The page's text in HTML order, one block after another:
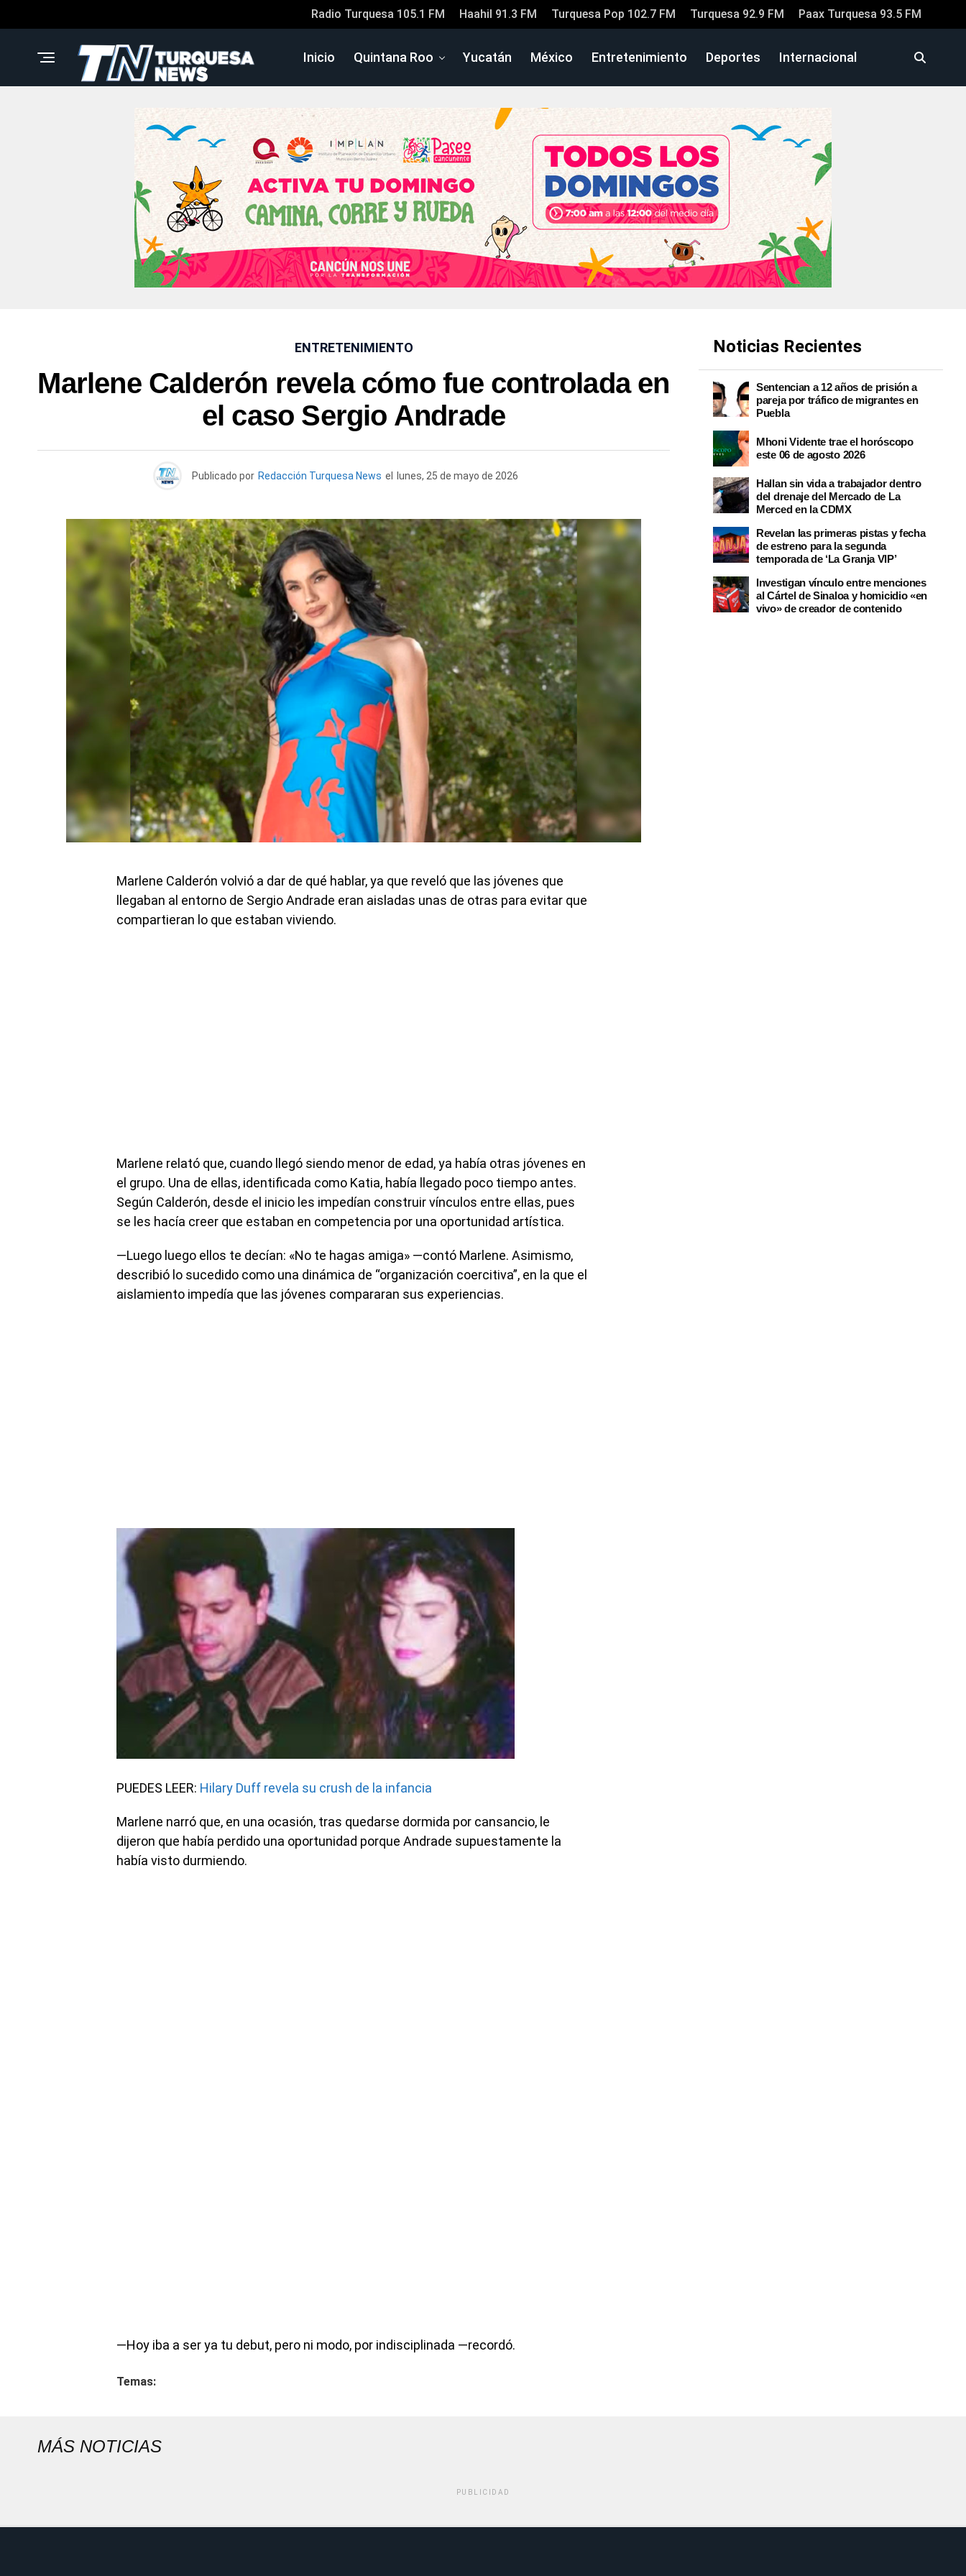
Radio Turquesa 105.1 FM Haahil 91.3 FM Turquesa Pop 102.7 FM Turquesa 92.9 FM Paax Turquesa 93.5 FM
Inicio Quintana Roo Yucatán México Entretenimiento Deportes Internacional
ENTRETENIMIENTO
Marlene Calderón revela cómo fue controlada en
el caso Sergio Andrade
Publicado por Redacción Turquesa News el lunes, 25 de mayo de 2026
Marlene Calderón volvió a dar de qué hablar, ya que reveló que las jóvenes que
llegaban al entorno de Sergio Andrade eran aisladas unas de otras para evitar que
compartieran lo que estaban viviendo.
Marlene relató que, cuando llegó siendo menor de edad, ya había otras jóvenes en
el grupo. Una de ellas, identificada como Katia, había llegado poco tiempo antes.
Según Calderón, desde el inicio les impedían construir vínculos entre ellas, pues
se les hacía creer que estaban en competencia por una oportunidad artística.
—Luego luego ellos te decían: «No te hagas amiga» —contó Marlene. Asimismo,
describió lo sucedido como una dinámica de “organización coercitiva”, en la que el
aislamiento impedía que las jóvenes compararan sus experiencias.
PUEDES LEER: Hilary Duff revela su crush de la infancia
Marlene narró que, en una ocasión, tras quedarse dormida por cansancio, le
dijeron que había perdido una oportunidad porque Andrade supuestamente la
había visto durmiendo.
—Hoy iba a ser ya tu debut, pero ni modo, por indisciplinada —recordó.
Temas:
Noticias Recientes
Sentencian a 12 años de prisión a
pareja por tráfico de migrantes en
Puebla
Mhoni Vidente trae el horóscopo
este 06 de agosto 2026
Hallan sin vida a trabajador dentro
del drenaje del Mercado de La
Merced en la CDMX
Revelan las primeras pistas y fecha
de estreno para la segunda
temporada de ‘La Granja VIP’
Investigan vínculo entre menciones
al Cártel de Sinaloa y homicidio «en
vivo» de creador de contenido
MÁS NOTICIAS
PUBLICIDAD